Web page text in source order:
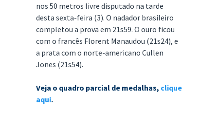
nos 50 metros livre disputado na tarde
desta sexta-feira (3). O nadador brasileiro
completou a prova em 21s59. O ouro ficou
com o francês Florent Manaudou (21s24), e
a prata com o norte-americano Cullen
Jones (21s54).
Veja o quadro parcial de medalhas, clique
aqui.